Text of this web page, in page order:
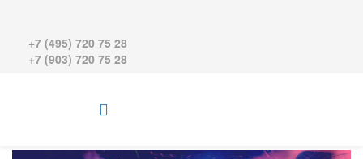
+7 (495) 720 75 28
+7 (903) 720 75 28